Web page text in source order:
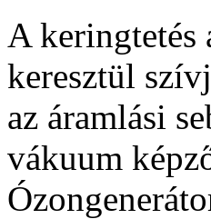
A keringtetés
keresztül
az áramlási
vákuum